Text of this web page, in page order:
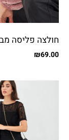
חולצה פליסה
₪69.00